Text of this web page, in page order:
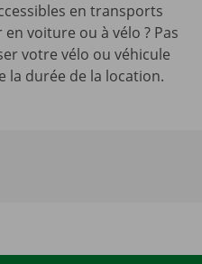
en transports
voiture ou à vélo ? Pas
votre vélo ou véhicule
durée de la location.